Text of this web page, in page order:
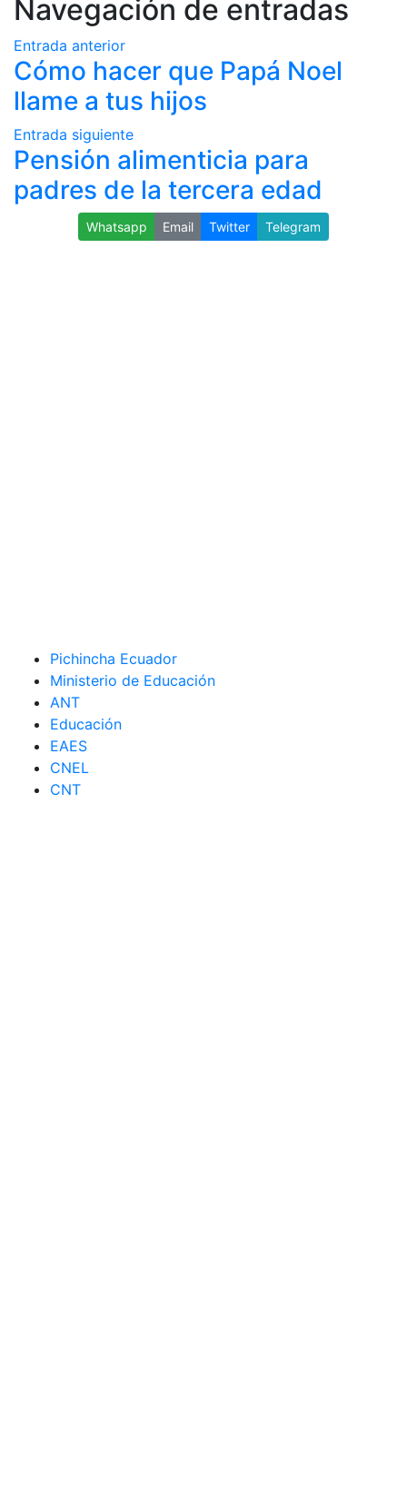
Navegación de entradas
Entrada anterior
Cómo hacer que Papá Noel
llame a tus hijos
Entrada siguiente
Pensión alimenticia para
padres de la tercera edad
Whatsapp Email Twitter Telegram
Pichincha Ecuador
Ministerio de Educación
ANT
Educación
EAES
CNEL
CNT